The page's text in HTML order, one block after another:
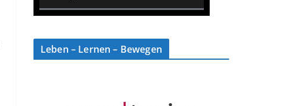
0% Complete
Leben – Lernen – Bewegen